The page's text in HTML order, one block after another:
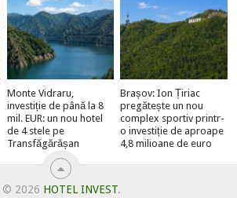
Monte Vidraru,
investiție de până la 8
mil. EUR: un nou hotel
de 4 stele pe
Transfăgărășan
Brașov: Ion Țiriac
pregătește un nou
complex sportiv printr-
o investiție de aproape
4,8 milioane de euro
© 2026 HOTEL INVEST.